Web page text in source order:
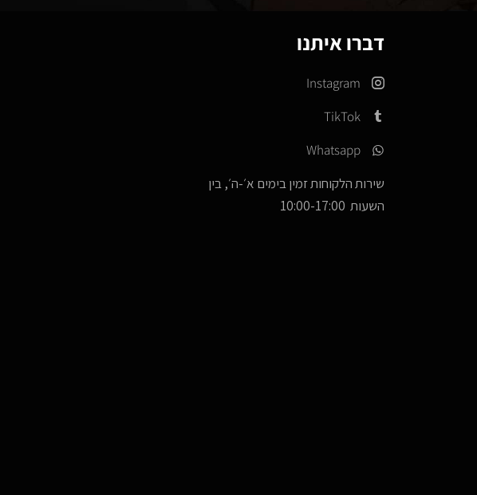
דברו איתנו
Instagram
TikTok
Whatsapp
שירות הלקוחות זמין בימים א׳-ה׳, בין
השעות 10:00-17:00